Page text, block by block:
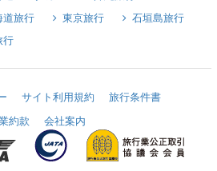
道旅行 東京旅行
石垣島旅行
行
サイト利用規約
旅行条件書
約款
会社案内